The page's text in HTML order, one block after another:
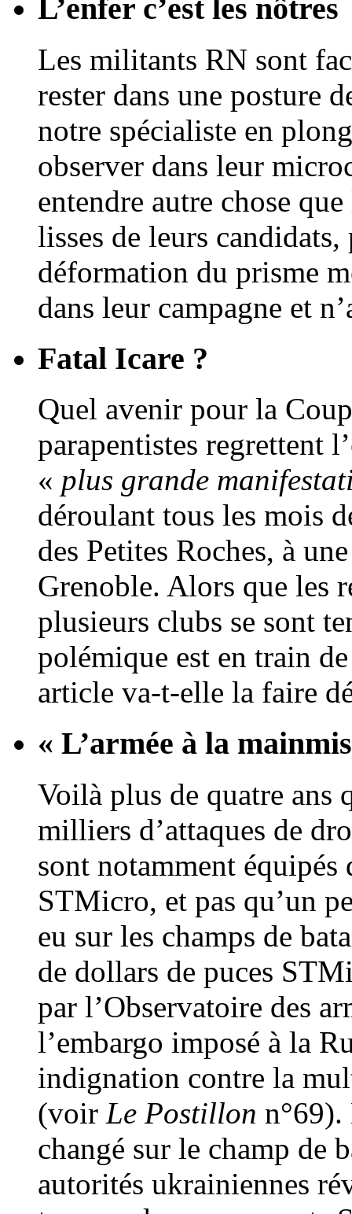
L’enfer c’est les nôtres
Les militants RN sont
rester dans une posture
notre spécialiste en
observer dans leur
entendre autre chose
lisses de leurs
déformation du prisme
dans leur campagne et
Fatal Icare ?
Quel avenir pour la
parapentistes regrettent
« plus grande
déroulant tous les mois
des Petites Roches, à
Grenoble. Alors que les
plusieurs clubs se sont
polémique est en train
article va-t-elle la faire
« L’armée à la
Voilà plus de quatre ans
milliers d’attaques de
sont notamment équipés
STMicro, et pas qu’un
eu sur les champs de
de dollars de puces
par l’Observatoire des
l’embargo imposé à la
indignation contre la
(voir Le Postillon n°69).
changé sur le champ
autorités ukrainiennes